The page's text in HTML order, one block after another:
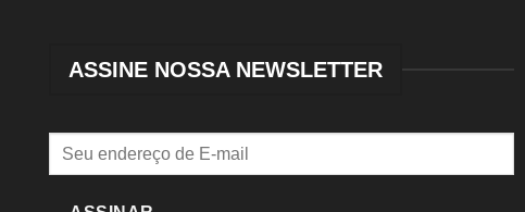
ASSINE NOSSA NEWSLETTER